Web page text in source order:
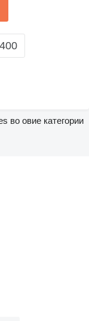
400
во овие категории